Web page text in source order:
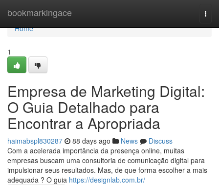
bookmarkingace
Home
Home
1
Empresa de Marketing Digital:
O Guia Detalhado para
Encontrar a Apropriada
haimabspl830287 88 days ago News
Discuss
Com a acelerada importância da presença online, muitas
empresas buscam uma consultoria de comunicação digital para
impulsionar seus resultados. Mas, de que forma escolher a mais
adequada ? O guia https://designlab.com.br/